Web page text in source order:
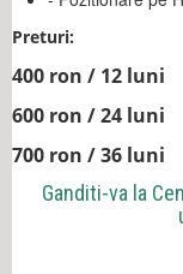
Preturi:
400 ron / 12 luni
600 ron / 24 luni
700 ron / 36 luni
Ganditi-va la